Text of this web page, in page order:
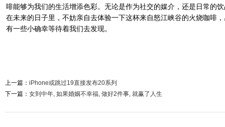
啡能够为我们的生活增添色彩。无论是作为社交的媒介，还是日常的
在未来的日子里，不妨亲自去体验一下这杯来自怒江峡谷的火烧咖啡
有一些小确幸等待着我们去发现。
上一篇： iPhone或跳过19直接发布20系列
下一篇： 女到中年, 如果婚姻不幸福, 做好2件事, 就赢了人生